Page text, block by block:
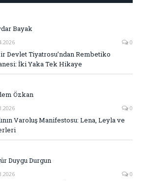
Bayak
0
Devlet Tiyatrosu’ndan Rembetiko
İki Yaka Tek Hikaye
Özkan
0
Varoluş Manifestosu: Lena, Leyla ve
Duygu Durgun
0